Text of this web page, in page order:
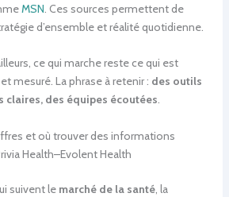
MSN. Ces sources permettent de
d’ensemble et réalité quotidienne.
ce qui marche reste ce qui est
mesuré. La phrase à retenir : des outils
claires, des équipes écoutées.
et où trouver des informations
Health–Evolent Health
suivent le marché de la santé, la